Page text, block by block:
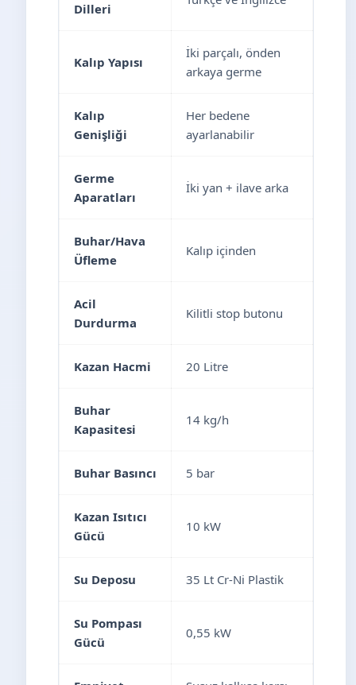
Dilleri
Kalıp Yapısı
İki parçalı, önden
arkaya germe
Kalıp
Genişliği
Her bedene
ayarlanabilir
Germe
Aparatları
İki yan + ilave arka
Buhar/Hava
Üfleme
Kalıp içinden
Acil
Durdurma
Kilitli stop butonu
Kazan Hacmi 20 Litre
Buhar
Kapasitesi
14 kg/h
Buhar Basıncı 5 bar
Kazan Isıtıcı
Gücü
10 kW
Su Deposu 35 Lt Cr-Ni Plastik
Su Pompası
Gücü
0,55 kW